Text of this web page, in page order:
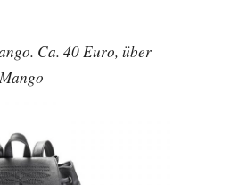
Ca. 40 Euro, über
Mango